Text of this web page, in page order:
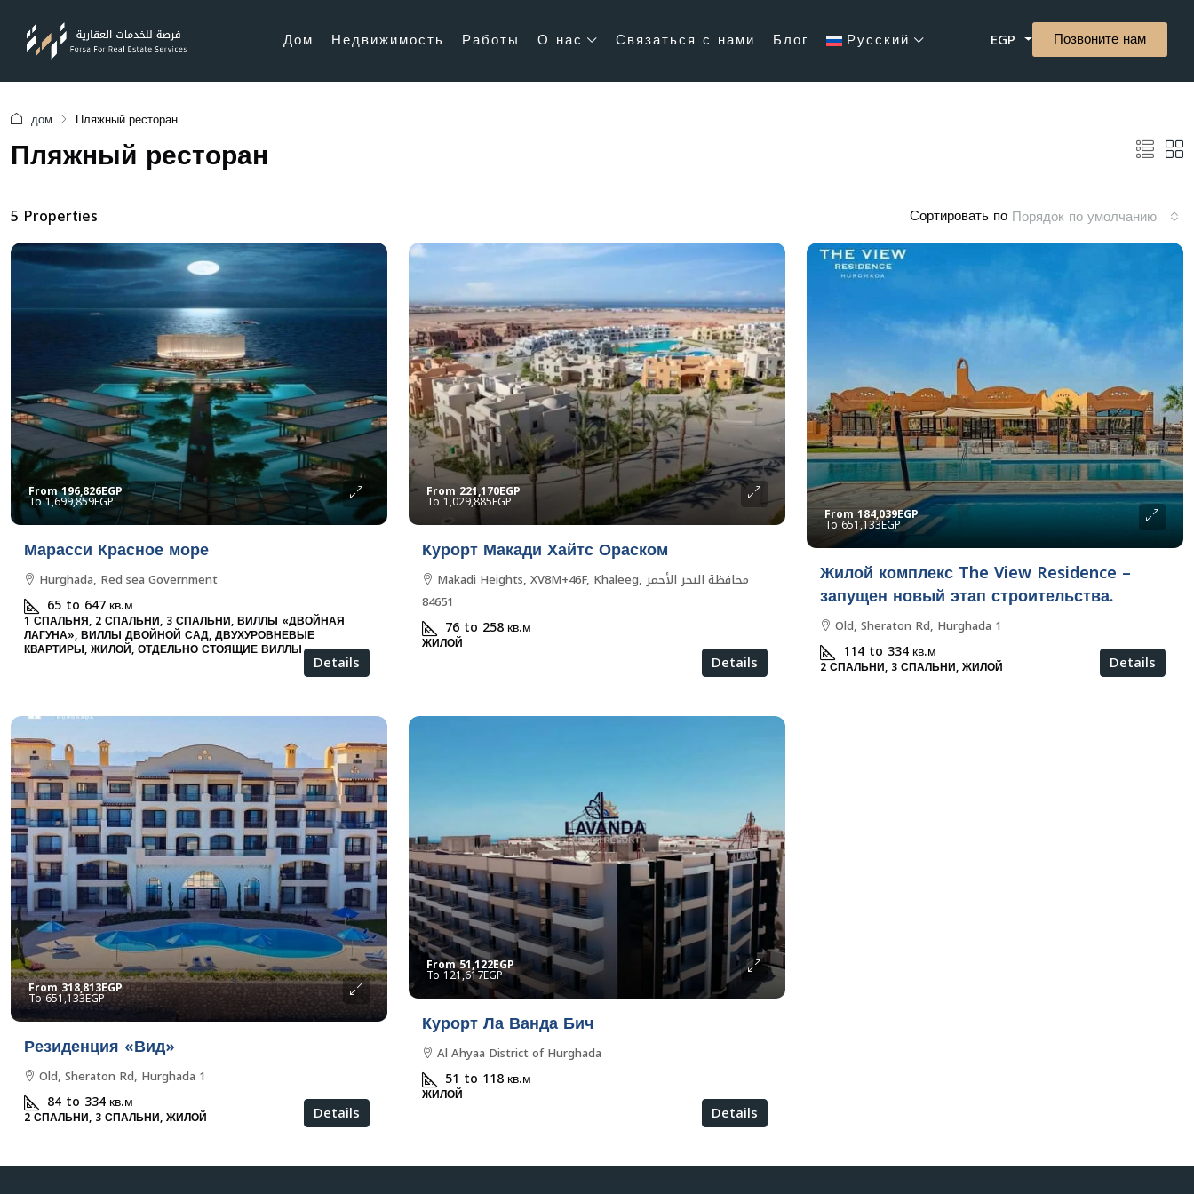
Дом Недвижимость Работы О нас Связаться с нами Блог Русский EGP Позвоните нам
дом Пляжный ресторан
Пляжный ресторан
5 Properties Сортировать по Порядок по умолчанию
From196,826EGP
1,699,859EGP
Марасси Красное море
Hurghada, Red sea Government
65 to 647кв.м
1 СПАЛЬНЯ, 2 СПАЛЬНИ, 3 СПАЛЬНИ, ВИЛЛЫ «ДВОЙНАЯ
ЛАГУНА», ВИЛЛЫ ДВОЙНОЙ САД, ДВУХУРОВНЕВЫЕ
КВАРТИРЫ, ЖИЛОЙ, ОТДЕЛЬНО СТОЯЩИЕ ВИЛЛЫ
Details
From 221,170EGP
1,029,885EGP
Курорт Макади Хайтс Ораском
Makadi Heights, XV8M+46F, Khaleeg, محافظة البحر الأحمر
84651
76 to 258кв.м
ЖИЛОЙ
Details
From184,039EGP
651,133EGP
Жилой комплекс The View Residence –
запущен новый этап строительства.
Old, Sheraton Rd, Hurghada 1
114 to 334кв.м
2 СПАЛЬНИ, 3 СПАЛЬНИ, ЖИЛОЙ Details
From318,813EGP
651,133EGP
Резиденция «Вид»
Old, Sheraton Rd, Hurghada 1
84 to 334кв.м
2 СПАЛЬНИ, 3 СПАЛЬНИ, ЖИЛОЙ Details
From51,122EGP
121,617EGP
Курорт Ла Ванда Бич
Al Ahyaa District of Hurghada
51 to 118кв.м
ЖИЛОЙ
Details